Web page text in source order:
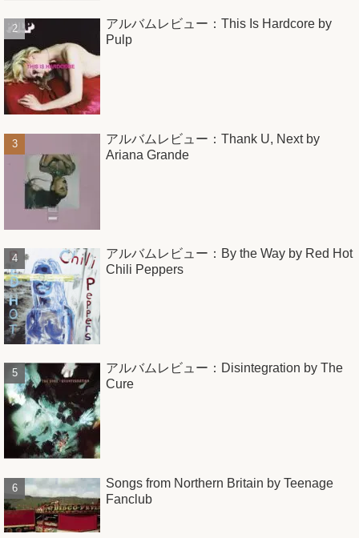
アルバムレビュー：This Is Hardcore by
Pulp
アルバムレビュー：Thank U, Next by
Ariana Grande
アルバムレビュー：By the Way by Red Hot
Chili Peppers
アルバムレビュー：Disintegration by The
Cure
Songs from Northern Britain by Teenage
Fanclub